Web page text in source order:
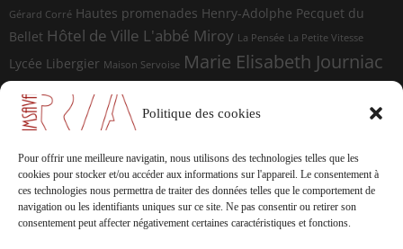
Politique des cookies
Pour offrir une meilleure navigatin, nous utilisons des technologies telles que les
cookies pour stocker et/ou accéder aux informations sur l'appareil. Le consentement à
ces technologies nous permettra de traiter des données telles que le comportement de
navigation ou les identifiants uniques sur ce site. Ne pas consentir ou retirer son
consentement peut affecter négativement certaines caractéristiques et fonctions.
Gérard Corré Hautes promenades Henry-Adolphe Pecquet du
Bellet Hôtel de Ville L'abbé Miroy La Pensée La Petite Vitesse
Lycée Libergier Maison Servoise Marie Elisabeth Journiac
Marie Elisabeth Journiac Audigou
Photographes Place d'Erlon place du Forum
Rue de la
Magdeleine
Rue de Soissons Rue de Vesle Rue du Temple
Saint-MarceauxsculpturesThomas
Geffrelot théâtre Tranchées